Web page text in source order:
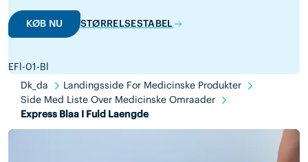
KØB NU STØRRELSESTABEL
EFl-01-Bl
Dk_da
Landingsside For Medicinske Produkter
Side Med Liste Over Medicinske Omraader
Express Blaa I Fuld Laengde